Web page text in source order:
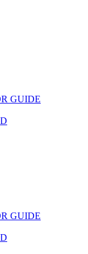
GUIDE
GUIDE